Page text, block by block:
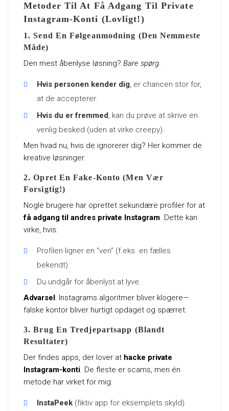
Metoder Til At Få Adgang Til Private
Instagram-Konti (Lovligt!)
1. Send En Følgeanmodning (Den Nemmeste
Måde)
Den mest åbenlyse løsning? Bare spørg.
Hvis personen kender dig, er chancen stor for,
at de accepterer.
Hvis du er fremmed, kan du prøve at skrive en
venlig besked (uden at virke creepy).
Men hvad nu, hvis de ignorerer dig? Her kommer de
kreative løsninger.
2. Opret En Fake-Konto (Men Vær
Forsigtig!)
Nogle brugere har oprettet sekundære profiler for at
få adgang til andres private Instagram. Dette kan
virke, hvis:
Profilen ligner en “ven” (f.eks. en fælles
bekendt).
Du undgår for åbenlyst at lyve.
Advarsel: Instagrams algoritmer bliver klogere—
falske kontor bliver hurtigt opdaget og spærret.
3. Brug En Tredjepartsapp (Blandt
Resultater)
Der findes apps, der lover at hacke private
Instagram-konti. De fleste er scams, men én
metode har virket for mig:
InstaPeek (fiktiv app for eksemplets skyld)